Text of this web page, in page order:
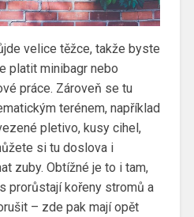
velice těžce, takže byste
platit minibagr nebo
práce. Zároveň se tu
terénem, například
pletivo, kusy cihel,
si tu doslova i
zuby. Obtížné je to i tam,
prorůstají kořeny stromů a
– zde pak mají opět